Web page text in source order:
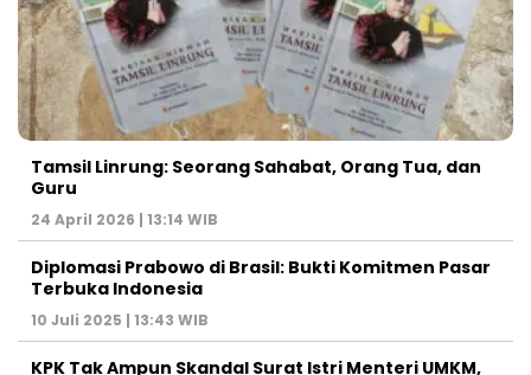
Tamsil Linrung: Seorang Sahabat, Orang Tua, dan
Guru
24 April 2026 | 13:14 WIB
Diplomasi Prabowo di Brasil: Bukti Komitmen Pasar
Terbuka Indonesia
10 Juli 2025 | 13:43 WIB
KPK Tak Ampun Skandal Surat Istri Menteri UMKM,